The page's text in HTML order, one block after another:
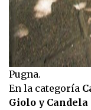
Pugna.
En la categoría
Giolo y